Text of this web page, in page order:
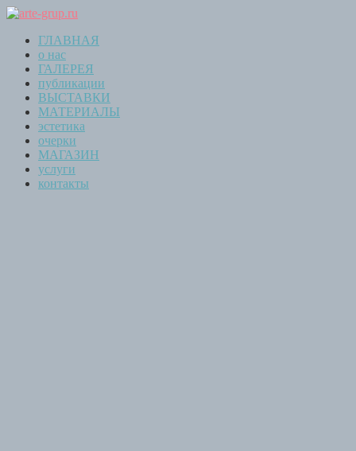
ГЛАВНАЯ
о нас
ГАЛЕРЕЯ
публикации
ВЫСТАВКИ
МАТЕРИАЛЫ
эстетика
очерки
МАГАЗИН
услуги
контакты